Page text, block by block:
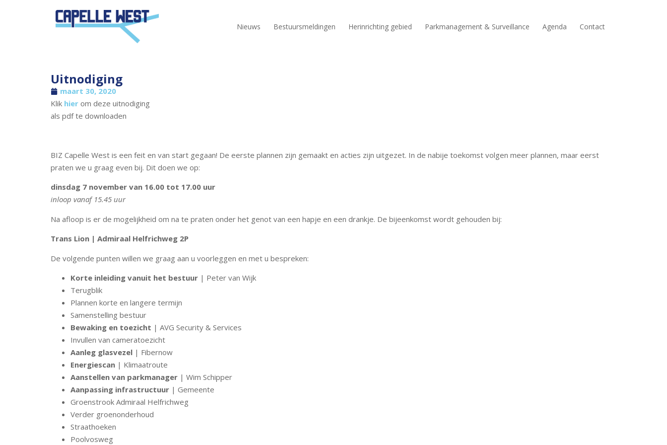
Nieuws Bestuursmeldingen Herinrichting gebied Parkmanagement & Surveillance Agenda Contact
Uitnodiging
maart 30, 2020
Klik hier om deze uitnodiging
als pdf te downloaden
BIZ Capelle West is een feit en van start gegaan! De eerste plannen zijn gemaakt en acties zijn uitgezet. In de nabije toekomst volgen meer plannen, maar eerst
praten we u graag even bij. Dit doen we op:
dinsdag 7 november van 16.00 tot 17.00 uur
inloop vanaf 15.45 uur
Na afloop is er de mogelijkheid om na te praten onder het genot van een hapje en een drankje. De bijeenkomst wordt gehouden bij:
Trans Lion | Admiraal Helfrichweg 2P
De volgende punten willen we graag aan u voorleggen en met u bespreken:
Korte inleiding vanuit het bestuur | Peter van Wijk
Terugblik
Plannen korte en langere termijn
Samenstelling bestuur
Bewaking en toezicht | AVG Security & Services
Invullen van cameratoezicht
Aanleg glasvezel | Fibernow
Energiescan | Klimaatroute
Aanstellen van parkmanager | Wim Schipper
Aanpassing infrastructuur | Gemeente
Groenstrook Admiraal Helfrichweg
Verder groenonderhoud
Straathoeken
Poolvosweg